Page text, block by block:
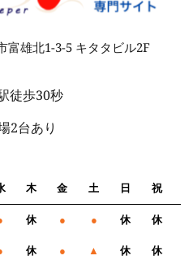
富雄北1-3-5 キタタビル2F
徒歩30秒
2台あり
木 金 土 日 祝
休 ● ● 休 休
休 ● ▲ 休
休